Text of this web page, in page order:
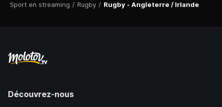
Sport en streaming / Rugby / Rugby - Angleterre / Irlande
Découvrez-nous